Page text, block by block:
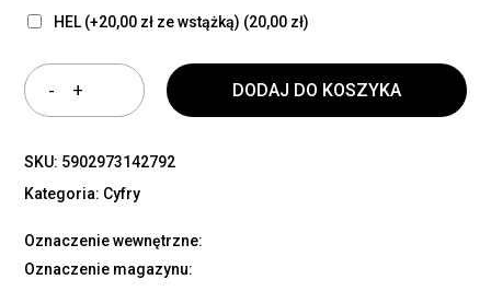
HEL (+20,00 zł ze wstążką) (20,00 zł)
DODAJ DO KOSZYKA
SKU: 5902973142792
Kategoria: Cyfry
Oznaczenie wewnętrzne:
Oznaczenie magazynu: